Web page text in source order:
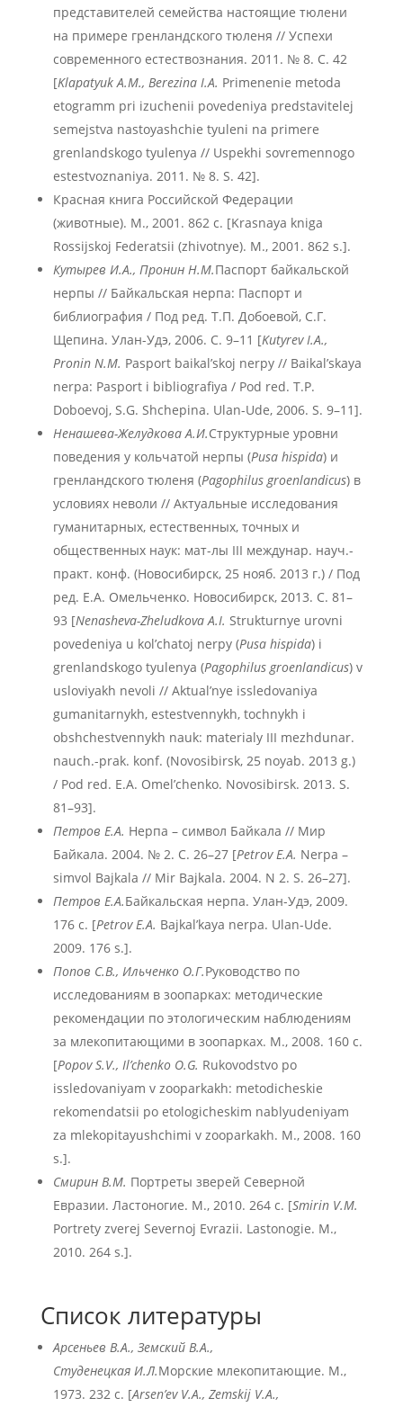
представителей семейства настоящие тюлени
на примере гренландского тюленя // Успехи
современного естествознания. 2011. № 8. С. 42
[KlapatyukA.M., BerezinaI.A. Primenenie metoda
etogramm pri izuchenii povedeniya predstavitelej
semejstva nastoyashchie tyuleni na primere
grenlandskogo tyulenya // Uspekhi sovremennogo
estestvoznaniya. 2011. № 8. S. 42].
Красная книга Российской Федерации
(животные). М., 2001. 862 с. [Krasnaya kniga
Rossijskoj Federatsii (zhivotnye). M., 2001. 862 s.].
Кутырев И.А., Пронин Н.М.Паспорт байкальской
нерпы // Байкальская нерпа: Паспорт и
библиография / Под ред. Т.П. Добоевой, С.Г.
Щепина. Улан-Удэ, 2006. С. 9–11 [KutyrevI.A.,
ProninN.M. Pasport baikal’skoj nerpy // Baikal’skaya
nerpa: Pasport i bibliografiya / Pod red. T.P.
Doboevoj, S.G. Shchepina. Ulan-Ude, 2006. S. 9–11].
Ненашева-Желудкова А.И.Структурные уровни
поведения у кольчатой нерпы (Pusahispida) и
гренландского тюленя (Pagophilusgroenlandicus) в
условиях неволи // Актуальные исследования
гуманитарных, естественных, точных и
общественных наук: мат-лы III междунар. науч.-
практ. конф. (Новосибирск, 25 нояб. 2013 г.) / Под
ред. Е.А. Омельченко. Новосибирск, 2013. С. 81–
93 [Nenasheva-ZheludkovaA.I. Strukturnye urovni
povedeniya u kol’chatoj nerpy (Pusahispida) i
grenlandskogo tyulenya (Pagophilusgroenlandicus) v
usloviyakh nevoli // Aktual’nye issledovaniya
gumanitarnykh, estestvennykh, tochnykh i
obshchestvennykh nauk: materialy III mezhdunar.
nauch.-prak. konf. (Novosibirsk, 25 noyab. 2013 g.)
/ Pod red. E.A. Omel’chenko. Novosibirsk. 2013. S.
81–93].
Петров Е.А. Нерпа – символ Байкала // Мир
Байкала. 2004. № 2. С. 26–27 [Petrov E.A. Nerpa –
simvol Bajkala // Mir Bajkala. 2004. N 2. S. 26–27].
Петров Е.А.Байкальская нерпа. Улан-Удэ, 2009.
176 с. [Petrov E.A. Bajkal’kaya nerpa. Ulan-Ude.
2009. 176 s.].
Попов С.В., Ильченко О.Г.Руководство по
исследованиям в зоопарках: методические
рекомендации по этологическим наблюдениям
за млекопитающими в зоопарках. М., 2008. 160 с.
[PopovS.V., Il’chenkoO.G. Rukovodstvo po
issledovaniyam v zooparkakh: metodicheskie
rekomendatsii po etologicheskim nablyudeniyam
za mlekopitayushchimi v zooparkakh. M., 2008. 160
s.].
Смирин В.М. Портреты зверей Северной
Евразии. Ластоногие. М., 2010. 264 с. [Smirin V.M.
Portrety zverej Severnoj Evrazii. Lastonogie. M.,
2010. 264 s.].
Список литературы
Арсеньев В.А., Земский В.А.,
Студенецкая И.Л.Морские млекопитающие. М.,
1973. 232 с. [Arsen’evV.A., ZemskijV.A.,